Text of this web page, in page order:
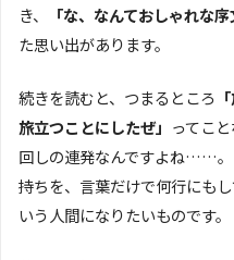
き、
「な、なんておしゃれな
た思い出があります。
続きを読むと、つまるところ
旅立つことにしたぜ」 ってこ
回しの連発なんですよね……。
持ちを、言葉だけで何行にも
いう人間になりたいものです。